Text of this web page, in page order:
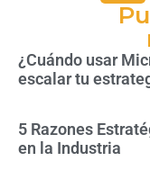
¿Cuándo usar
escalar tu
5 Razones
en la Industria